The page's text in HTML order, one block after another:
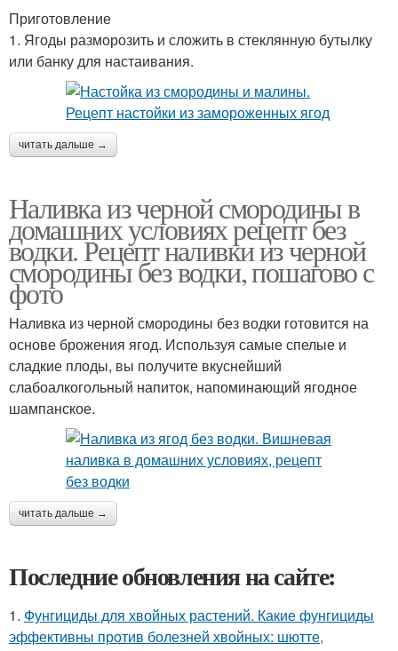
Приготовление
1. Ягоды разморозить и сложить в стеклянную бутылку
или банку для настаивания.
читать дальше →
Наливка из черной смородины в
домашних условиях рецепт без
водки. Рецепт наливки из черной
смородины без водки, пошагово с
фото
Наливка из черной смородины без водки готовится на
основе брожения ягод. Используя самые спелые и
сладкие плоды, вы получите вкуснейший
слабоалкогольный напиток, напоминающий ягодное
шампанское.
читать дальше →
Последние обновления на сайте:
1. Фунгициды для хвойных растений. Какие фунгициды
эффективны против болезней хвойных: шютте,